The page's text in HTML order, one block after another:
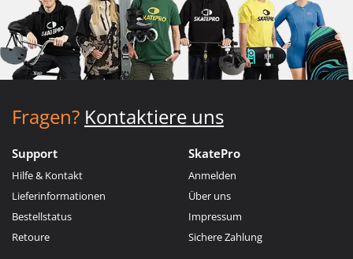
Fragen? Kontaktiere uns
Support
Hilfe & Kontakt
Lieferinformationen
Bestellstatus
Retoure
SkatePro
Anmelden
Über uns
Impressum
Sichere Zahlung